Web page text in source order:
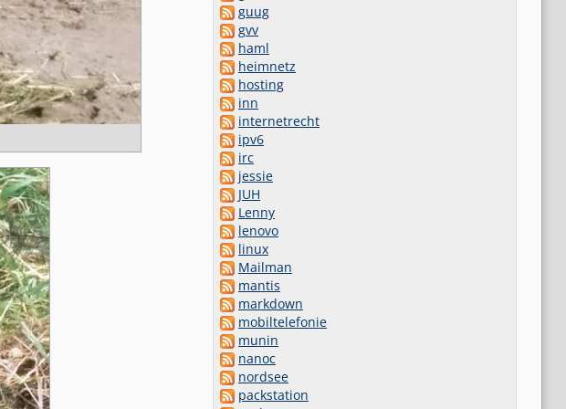
guug
gvv
haml
heimnetz
hosting
inn
internetrecht
ipv6
irc
jessie
JUH
Lenny
lenovo
linux
Mailman
mantis
markdown
mobiltelefonie
munin
nanoc
nordsee
packstation